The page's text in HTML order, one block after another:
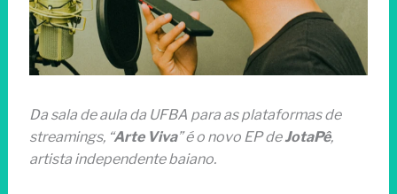
Da sala de aula da UFBA para as plataformas de
streamings, “Arte Viva” é o novo EP deJotaPê,
artista independente baiano.